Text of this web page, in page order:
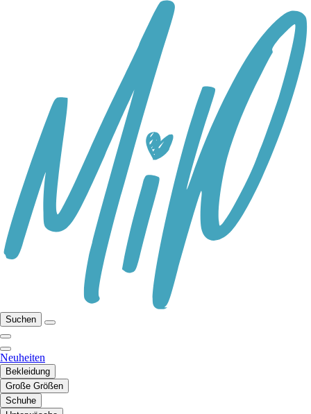
Suchen
Neuheiten
Bekleidung
Große Größen
Schuhe